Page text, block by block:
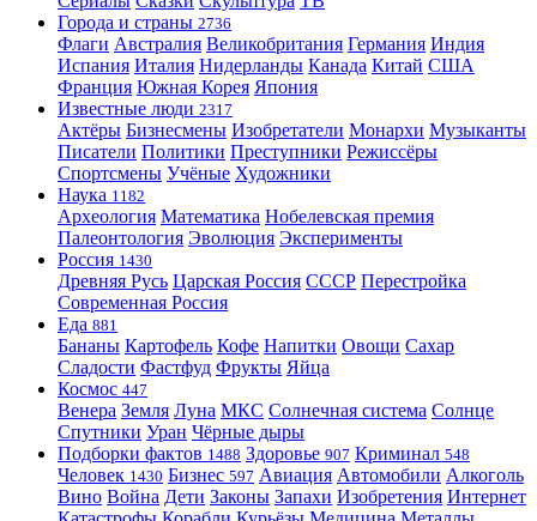
Города и страны 2736
Флаги Австралия Великобритания Германия Индия
Испания Италия Нидерланды Канада Китай США
Франция Южная Корея Япония
Известные люди 2317
Актёры Бизнесмены Изобретатели Монархи Музыканты
Писатели Политики Преступники Режиссёры
Спортсмены Учёные Художники
Наука 1182
Археология Математика Нобелевская премия
Палеонтология Эволюция Эксперименты
Россия 1430
Древняя Русь Царская Россия СССР Перестройка
Современная Россия
Еда 881
Бананы Картофель Кофе Напитки Овощи Сахар
Сладости Фастфуд Фрукты Яйца
Космос 447
Венера Земля Луна МКС Солнечная система Солнце
Спутники Уран Чёрные дыры
Подборки фактов 1488 Здоровье 907 Криминал 548
Человек 1430 Бизнес 597 Авиация Автомобили Алкоголь
Вино Война Дети Законы Запахи Изобретения Интернет